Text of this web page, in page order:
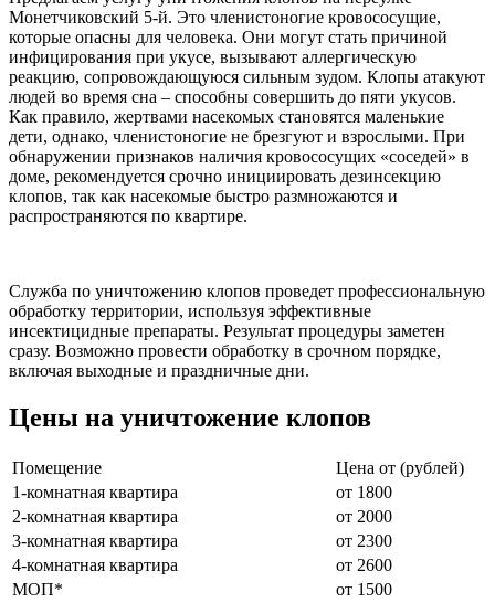
Монетчиковский 5-й. Это членистоногие кровососущие,
которые опасны для человека. Они могут стать причиной
инфицирования при укусе, вызывают аллергическую
реакцию, сопровождающуюся сильным зудом. Клопы атакуют
людей во время сна – способны совершить до пяти укусов.
Как правило, жертвами насекомых становятся маленькие
дети, однако, членистоногие не брезгуют и взрослыми. При
обнаружении признаков наличия кровососущих «соседей» в
доме, рекомендуется срочно инициировать дезинсекцию
клопов, так как насекомые быстро размножаются и
распространяются по квартире.
Служба по уничтожению клопов проведет профессиональную
обработку территории, используя эффективные
инсектицидные препараты. Результат процедуры заметен
сразу. Возможно провести обработку в срочном порядке,
включая выходные и праздничные дни.
Цены на уничтожение клопов
Помещение
Цена от (рублей)
1-комнатная квартира
от 1800
2-комнатная квартира
от 2000
3-комнатная квартира
от 2300
4-комнатная квартира
от 2600
МОП*
от 1500